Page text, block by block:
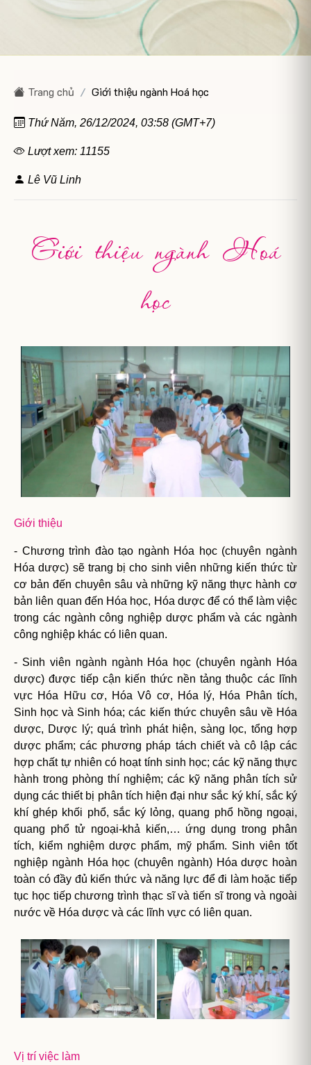
Trang chủ Giới thiệu ngành Hoá học
Thứ Năm, 26/12/2024, 03:58 (GMT+7)
Lượt xem: 11155
Lê Vũ Linh
Giới thiệu ngành Hoá
học
Giới thiệu
- Chương trình đào tạo ngành Hóa học (chuyên ngành
Hóa dược) sẽ trang bị cho sinh viên những kiến thức từ
cơ bản đến chuyên sâu và những kỹ năng thực hành cơ
bản liên quan đến Hóa học, Hóa dược để có thể làm việc
trong các ngành công nghiệp dược phẩm và các ngành
công nghiệp khác có liên quan.
- Sinh viên ngành ngành Hóa học (chuyên ngành Hóa
dược) được tiếp cận kiến thức nền tảng thuộc các lĩnh
vực Hóa Hữu cơ, Hóa Vô cơ, Hóa lý, Hóa Phân tích,
Sinh học và Sinh hóa; các kiến thức chuyên sâu về Hóa
dược, Dược lý; quá trình phát hiện, sàng lọc, tổng hợp
dược phẩm; các phương pháp tách chiết và cô lập các
hợp chất tự nhiên có hoạt tính sinh học; các kỹ năng thực
hành trong phòng thí nghiệm; các kỹ năng phân tích sử
dụng các thiết bị phân tích hiện đại như sắc ký khí, sắc ký
khí ghép khối phổ, sắc ký lỏng, quang phổ hồng ngoại,
quang phổ tử ngoại-khả kiến,… ứng dụng trong phân
tích, kiểm nghiệm dược phẩm, mỹ phẩm. Sinh viên tốt
nghiệp ngành Hóa học (chuyên ngành) Hóa dược hoàn
toàn có đầy đủ kiến thức và năng lực để đi làm hoặc tiếp
tục học tiếp chương trình thạc sĩ và tiến sĩ trong và ngoài
nước về Hóa dược và các lĩnh vực có liên quan.
Vị trí việc làm